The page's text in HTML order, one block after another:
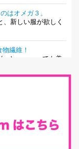
はオメガ３。
、新しい服が欲しく
繊維！
と〜〜〜っても美
ばん大事！だと私
いるんだけど確か